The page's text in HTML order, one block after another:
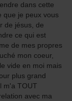
dans cette
que je peux vous
de jésus, de
ce qui est
de mes propres
mon coeur,
vide en moi mais
plus grand
m'a TOUT
avec ma